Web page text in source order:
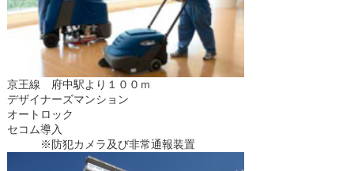
京王線 府中駅より１００ｍ
デザイナーズマンション
オートロック
セコム導入
※防犯カメラ及び非常通報装置